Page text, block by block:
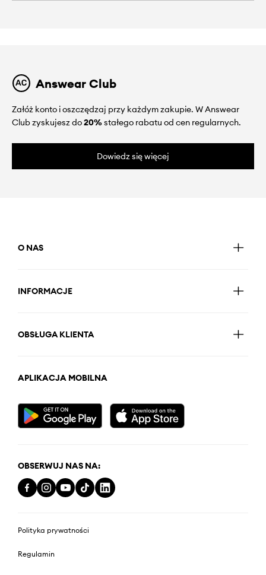
Answear Club
Załóż konto i oszczędzaj przy każdym zakupie. W Answear
Club zyskujesz do20%stałego rabatu od cen regularnych.
Dowiedz się więcej
O NAS
INFORMACJE
OBSŁUGA KLIENTA
APLIKACJA MOBILNA
OBSERWUJ NAS NA:
Polityka prywatności
Regulamin